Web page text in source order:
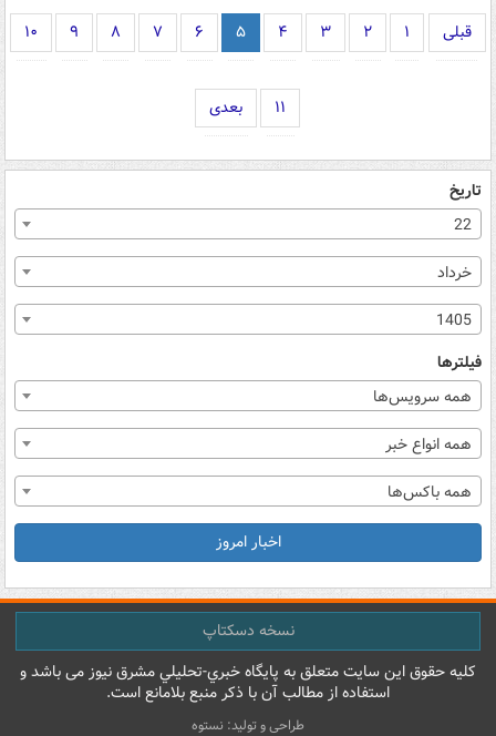
قبلی ۱ ۲ ۳ ۴ ۵ ۶ ۷ ۸ ۹ ۱۰
۱۱ بعدی
تاریخ
22
خرداد
1405
فیلترها
همه سرویس‌ها
همه انواع خبر
همه باکس‌ها
اخبار امروز
نسخه دسکتاپ
کليه حقوق اين سايت متعلق به پایگاه خبري-تحليلي مشرق نيوز می باشد و
استفاده از مطالب آن با ذکر منبع بلامانع است.
طراحی و تولید: نستوه